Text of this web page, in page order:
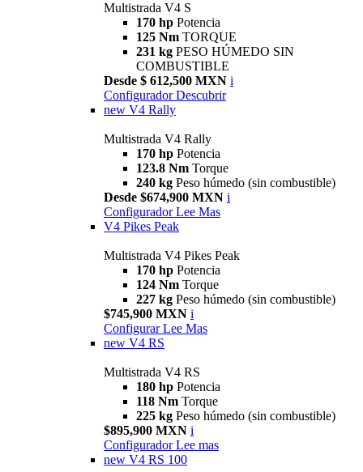
Multistrada V4 S
170 hp Potencia
125 Nm TORQUE
231 kg PESO HÚMEDO SIN
COMBUSTIBLE
Desde $ 612,500 MXN i
Configurador Descubrir
new V4 Rally
Multistrada V4 Rally
170 hp Potencia
123.8 Nm Torque
240 kg Peso húmedo (sin combustible)
Desde $674,900 MXN i
Configurador Lee Mas
V4 Pikes Peak
Multistrada V4 Pikes Peak
170 hp Potencia
124 Nm Torque
227 kg Peso húmedo (sin combustible)
$745,900 MXN i
Configurar Lee Mas
new V4 RS
Multistrada V4 RS
180 hp Potencia
118 Nm Torque
225 kg Peso húmedo (sin combustible)
$895,900 MXN i
Configurador Lee mas
new V4 RS 100